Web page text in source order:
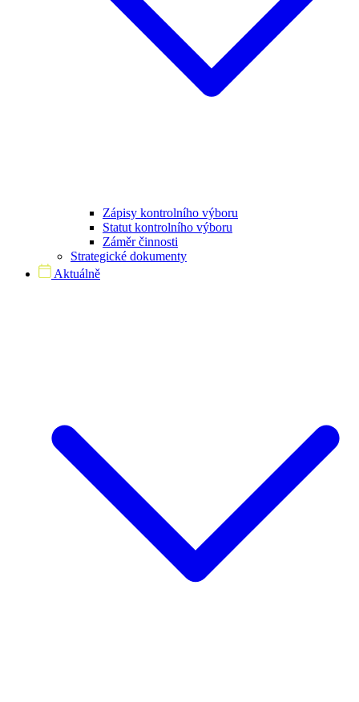
Zápisy kontrolního výboru
Statut kontrolního výboru
Záměr činnosti
Strategické dokumenty
Aktuálně